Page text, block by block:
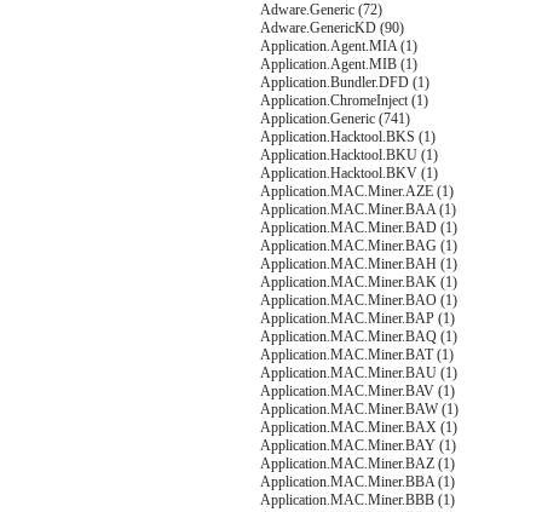
Adware.Generic (72)
Adware.GenericKD (90)
Application.Agent.MIA (1)
Application.Agent.MIB (1)
Application.Bundler.DFD (1)
Application.ChromeInject (1)
Application.Generic (741)
Application.Hacktool.BKS (1)
Application.Hacktool.BKU (1)
Application.Hacktool.BKV (1)
Application.MAC.Miner.AZE (1)
Application.MAC.Miner.BAA (1)
Application.MAC.Miner.BAD (1)
Application.MAC.Miner.BAG (1)
Application.MAC.Miner.BAH (1)
Application.MAC.Miner.BAK (1)
Application.MAC.Miner.BAO (1)
Application.MAC.Miner.BAP (1)
Application.MAC.Miner.BAQ (1)
Application.MAC.Miner.BAT (1)
Application.MAC.Miner.BAU (1)
Application.MAC.Miner.BAV (1)
Application.MAC.Miner.BAW (1)
Application.MAC.Miner.BAX (1)
Application.MAC.Miner.BAY (1)
Application.MAC.Miner.BAZ (1)
Application.MAC.Miner.BBA (1)
Application.MAC.Miner.BBB (1)